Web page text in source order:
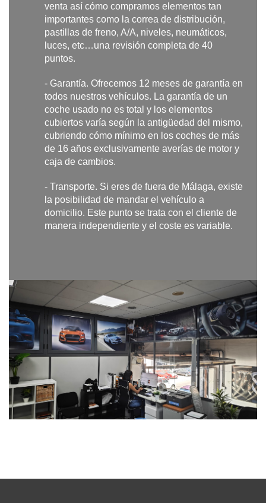
venta así cómo compramos elementos tan
importantes como la correa de distribución,
pastillas de freno, A/A, niveles, neumáticos,
luces, etc…una revisión completa de 40
puntos.
- Garantía. Ofrecemos 12 meses de garantía en
todos nuestros vehículos. La garantía de un
coche usado no es total y los elementos
cubiertos varía según la antigüedad del mismo,
cubriendo cómo mínimo en los coches de más
de 16 años exclusivamente averías de motor y
caja de cambios.
- Transporte. Si eres de fuera de Málaga, existe
la posibilidad de mandar el vehículo a
domicilio. Este punto se trata con el cliente de
manera independiente y el coste es variable.